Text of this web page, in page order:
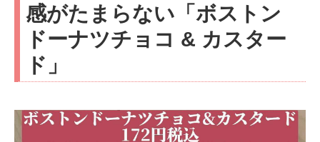
感がたまらない「ボストン
ドーナツチョコ & カスター
ド」